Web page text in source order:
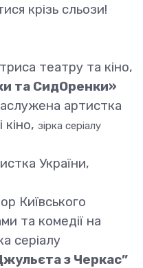
крізь сльози!
театру та кіно,
та СидОренки»
артистка
кіно, зірка серіалу
України,
Київського
та комедії на
серіалу
з Черкас”